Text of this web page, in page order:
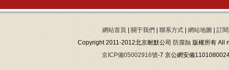
網站首頁 關于我們 聯系方式 網站地圖 訂
Copyright 2011-2012北京耐默公司 防腐蝕 版權所有 All
京ICP備05002916號-7 京公網安備